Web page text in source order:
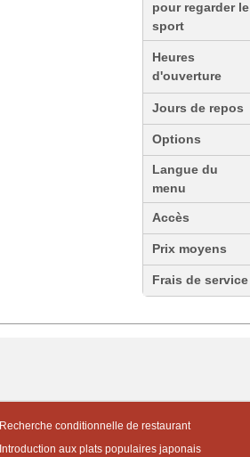
pour regarder le
sport
Heures
d'ouverture
Jours de repos
Options
Langue du
menu
Accès
Prix moyens
Frais de service
Recherche conditionnelle de restaurant
Introduction aux plats populaires japonais